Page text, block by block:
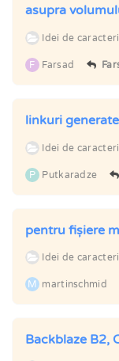
Idei de
F Farsad
linkuri
Idei de
P Putkaradze
pentru fișiere
Idei de
M martinschmid